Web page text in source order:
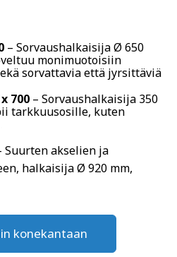
– Sorvaushalkaisija Ø 650
monimuotoisiin
sorvattavia että jyrsittäviä
700 – Sorvaushalkaisija 350
tarkkuusosille, kuten
Suurten akselien ja
halkaisija Ø 920 mm,
konekantaan